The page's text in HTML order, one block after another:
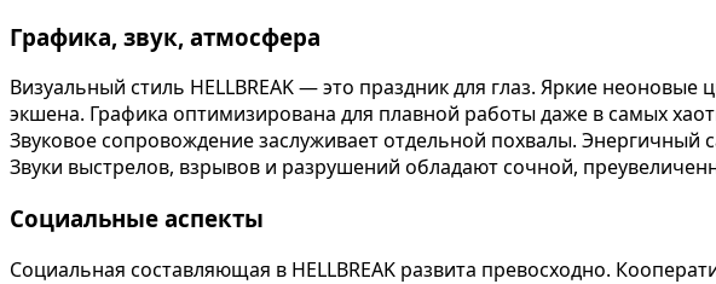
Графика, звук, атмосфера
Визуальный стиль HELLBREAK — это праздник для глаз. Яркие
экшена. Графика оптимизирована для плавной работы даже в самых
Звуковое сопровождение заслуживает отдельной похвалы. Энергичный
Звуки выстрелов, взрывов и разрушений обладают сочной,
Социальные аспекты
Социальная составляющая в HELLBREAK развита превосходно.